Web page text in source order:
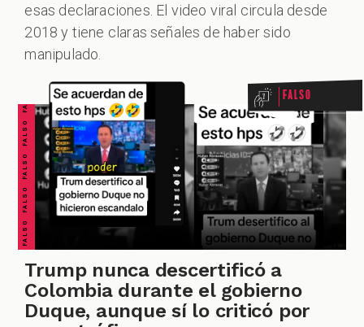
esas declaraciones. El video viral circula desde
2018 y tiene claras señales de haber sido
manipulado.
FALSO FALSO FALSO FALSO FALSO FALSO FALSO Falso
Trump nunca descertificó a
Colombia durante el gobierno
Duque, aunque sí lo criticó por